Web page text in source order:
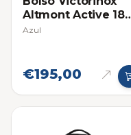
Altmont Active 18L
Compacto y Ligero
Azul
€195,00